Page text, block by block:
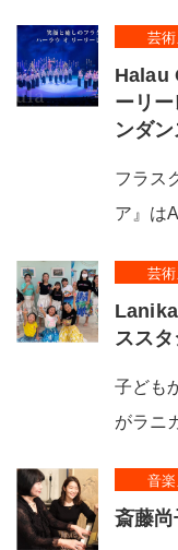
芸
ーリ
ンダン
フラス
ア』は
芸
ススタ
子ども
がラニ
音
斎藤